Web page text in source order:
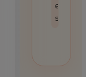
et
sécurité